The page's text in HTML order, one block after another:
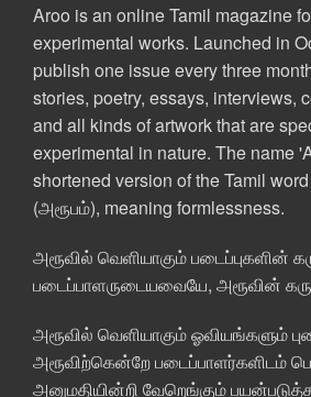
Aroo is an online Tamil magazine
experimental works. Launched in
publish one issue every three
stories, poetry, essays, interviews,
and all kinds of artwork that are
experimental in nature. The name
shortened version of the Tamil
(அரூபம்), meaning formlessness.
அரூவில் வெளியாகும் படைப்புகளின்
படைப்பாளருடையவையே, அரூவின்
அரூவில் வெளியாகும் ஓவியங்களும்
அரூவிற்கென்றே படைப்பாளர்களிடம்
அனுமதியின்றி வேறெங்கும்